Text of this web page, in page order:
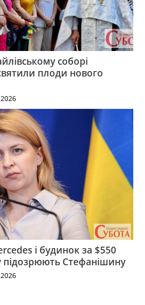
соборі
плоди нового
і будинок за $550
підозрюють Стефанішину